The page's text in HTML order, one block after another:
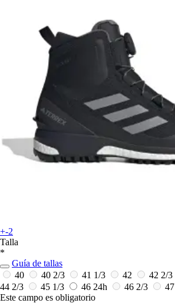
+-2
Talla
*
Guía de tallas
40
40 2/3 41 1/3 42 42 2/3
44 2/3
45 1/3 46 24h 46 2/3
Este campo es obligatorio